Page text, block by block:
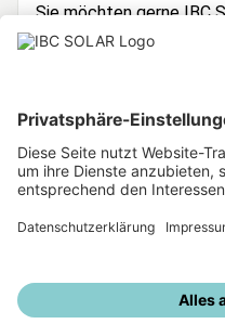
Sie möchten gerne IBC
Dann registrieren Sie
Unsere weiteren
IBC SOLAR Webseite